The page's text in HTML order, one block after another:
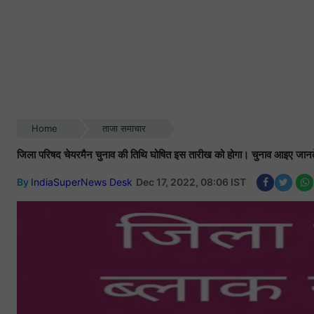
Home ताजा समाचार
जिला परिषद चेयरमैन चुनाव की तिथि घोषित इस तारीख को होगा। चुनाव आइए
By IndiaSuperNews Desk Dec 17, 2022, 08:06 IST